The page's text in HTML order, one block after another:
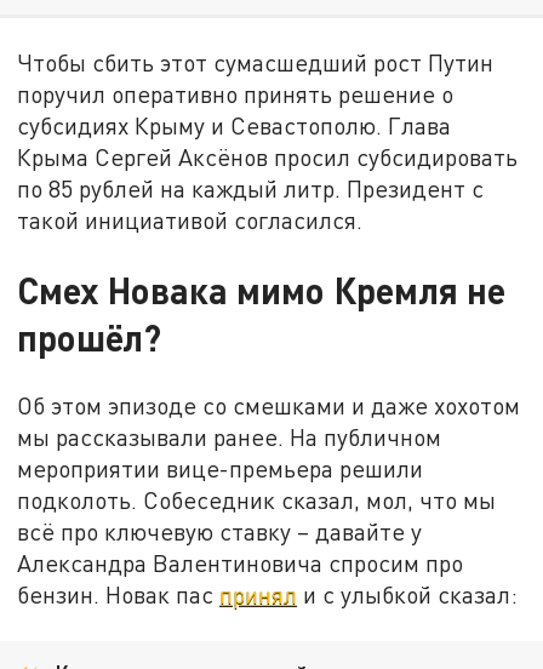
Чтобы сбить этот сумасшедший рост Путин
поручил оперативно принять решение о
субсидиях Крыму и Севастополю. Глава
Крыма Сергей Аксёнов просил субсидировать
по 85 рублей на каждый литр. Президент с
такой инициативой согласился.
Смех Новака мимо Кремля не
прошёл?
Об этом эпизоде со смешками и даже хохотом
мы рассказывали ранее. На публичном
мероприятии вице-премьера решили
подколоть. Собеседник сказал, мол, что мы
всё про ключевую ставку – давайте у
Александра Валентиновича спросим про
бензин. Новак пас принял и с улыбкой сказал: